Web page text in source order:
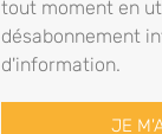
tout moment en
désabonnement
d'information.
JE